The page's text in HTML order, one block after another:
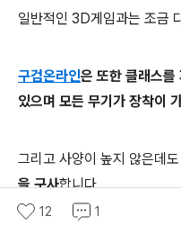
일반적인 3D게임과는 조금
구검온라인은 또한 클래스를
있으며 모든 무기가 장착이
그리고 사양이 높지 않은데
을 구사합니다.
이러다보니 렉 현상을 찾아보
12 1